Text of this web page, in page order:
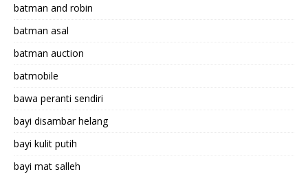
batman and robin
batman asal
batman auction
batmobile
bawa peranti sendiri
bayi disambar helang
bayi kulit putih
bayi mat salleh